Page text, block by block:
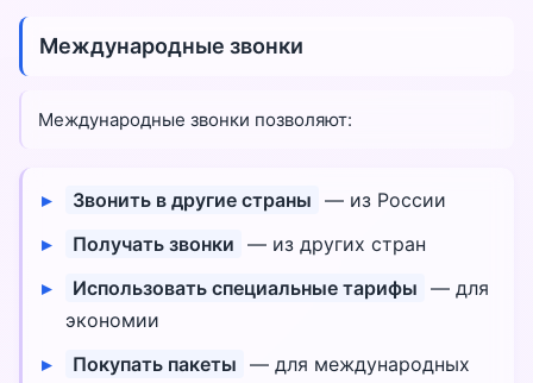
Международные звонки
Международные звонки позволяют:
Звонить в другие страны — из России
Получать звонки — из других стран
Использовать специальные тарифы — для
экономии
Покупать пакеты — для международных